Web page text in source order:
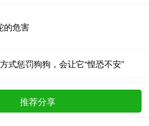
的危害
式惩罚狗狗，会让它“惶恐不安”
推荐分享